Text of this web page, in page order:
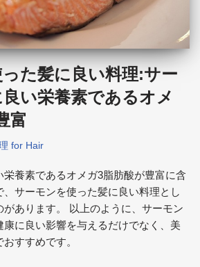
た髪に良い料理:サー
い栄養素であるオメ
富
for Hair
養素であるオメガ3脂肪酸が豊富に含
、サーモンを使った髪に良い料理とし
あります。 以上のように、サーモン
康に良い影響を与えるだけでなく、美
すすめです。